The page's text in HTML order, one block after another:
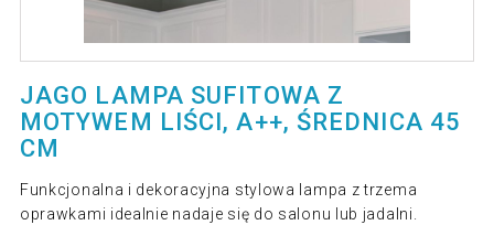
JAGO LAMPA SUFITOWA Z
MOTYWEM LIŚCI, A++, ŚREDNICA 45
CM
Funkcjonalna i dekoracyjna stylowa lampa z trzema
oprawkami idealnie nadaje się do salonu lub jadalni.